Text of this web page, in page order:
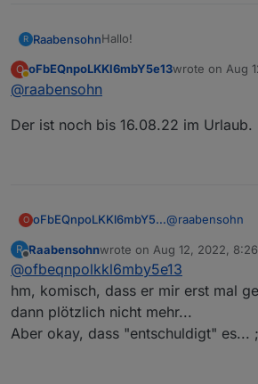
R RaabensohnHallo!
Ich habe im Januar einen
ich schon 3 sehr gut
Einen unsachgemäßen
zusammen mit Dimitrij
Leider antwortet Dimitrij
mit einem
O
Away
oFbEQnpoLKKl6mbY5e13wrote on Aug
last edited by
@raabensohn
Der ist noch bis 16.08.22 im Urlaub.
O oFbEQnpoLKKl6mbY5e13@raabensohn
Der ist noch bis
R
Offline
Raabensohnwrote on Aug 12, 2022,
last edited by
@ofbeqnpolkkl6mby5e13
hm, komisch, dass er mir erst mal
dann plötzlich nicht mehr...
Aber okay, dass "entschuldigt" es...